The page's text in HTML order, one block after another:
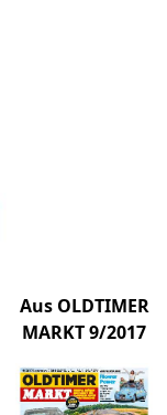
Aus OLDTIMER
MARKT 9/2017